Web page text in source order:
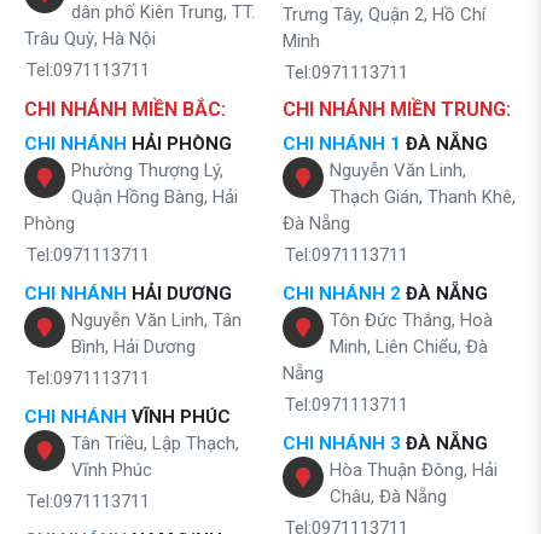
dân phố Kiên Trung, TT.
Trâu Quỳ, Hà Nội
Tel:0971113711
Trưng Tây, Quận 2, Hồ Chí
Minh
Tel:0971113711
CHI NHÁNH MIỀN BẮC:
CHI NHÁNH HẢI PHÒNG
Phường Thượng Lý,
Quận Hồng Bàng, Hải
Phòng
Tel:0971113711
CHI NHÁNH HẢI DƯƠNG
Nguyễn Văn Linh, Tân
Bình, Hải Dương
Tel:0971113711
CHI NHÁNH VĨNH PHÚC
Tân Triều, Lập Thạch,
Vĩnh Phúc
Tel:0971113711
CHI NHÁNH MIỀN TRUNG:
CHI NHÁNH 1 ĐÀ NẴNG
Nguyễn Văn Linh,
Thạch Gián, Thanh Khê,
Đà Nẵng
Tel:0971113711
CHI NHÁNH 2 ĐÀ NẴNG
Tôn Đức Thắng, Hoà
Minh, Liên Chiểu, Đà
Nẵng
Tel:0971113711
CHI NHÁNH 3 ĐÀ NẴNG
Hòa Thuận Đông, Hải
Châu, Đà Nẵng
Tel:0971113711